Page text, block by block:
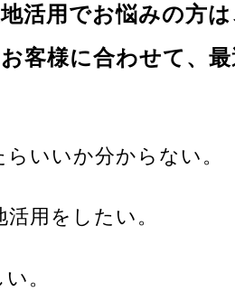
活用でお悩みの方
客様に合わせて、
いいか分からない。
用をしたい。
。